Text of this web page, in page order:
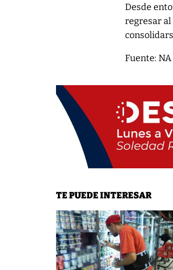
Desde
regresar al
Fuente: NA
TE PUEDE INTERESAR